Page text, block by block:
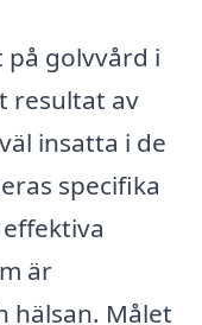
golvvård i
resultat av
insatta i de
specifika
är
hälsan. Målet